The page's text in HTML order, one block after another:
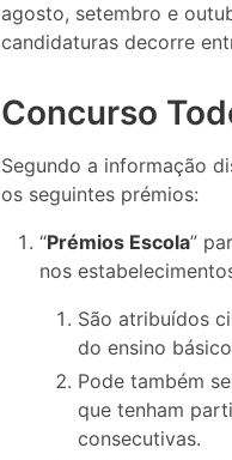
agosto, setembro e
candidaturas decorre
Concurso
Segundo a informação
os seguintes prémios:
“Prémios Escola”
nos
São atribuídos
do ensino
Pode também
que tenham
consecutivas.